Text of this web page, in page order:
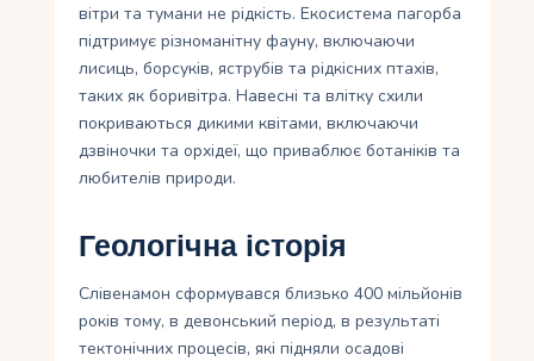
вітри та тумани не рідкість. Екосистема пагорба
підтримує різноманітну фауну, включаючи
лисиць, борсуків, яструбів та рідкісних птахів,
таких як боривітра. Навесні та влітку схили
покриваються дикими квітами, включаючи
дзвіночки та орхідеї, що приваблює ботаніків та
любителів природи.
Геологічна історія
Слівенамон сформувався близько 400 мільйонів
років тому, в девонський період, в результаті
тектонічних процесів, які підняли осадові